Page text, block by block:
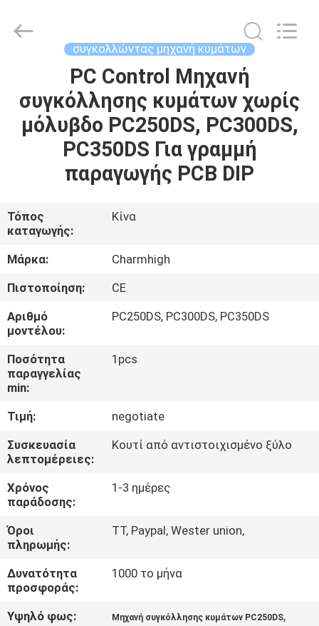
ΠΡΟΪΌΝΤΑ
ΒΊΝΤΕΟ
ΣΧΕΤΙΚΆ
ΜΕ
ΕΜΆΣ
ΕΠΙΣΚΈΨΕΙΣ
ΣΤΟ
ΕΡΓΟΣΤΆΣΙΟ
ΠΟΙΌΤΗΤΑΣ
ΕΠΙΚΟΙΝΩΝΉΣΤΕ
ΜΑΖΊ
ΜΑΣ
ΝΈΑ
SHOPPING
TECHNOLOGY
LIMITED.
συγκολλώντας μηχανή κυμάτων
PC Control Μηχανή
συγκόλλησης κυμάτων χωρίς
μόλυβδο PC250DS, PC300DS,
PC350DS Για γραμμή
παραγωγής PCB DIP
Τόπος
καταγωγής:
Κίνα
Μάρκα:
Charmhigh
Πιστοποίηση:
CE
Αριθμό
μοντέλου:
PC250DS, PC300DS, PC350DS
Ποσότητα
παραγγελίας
min:
1pcs
Τιμή:
negotiate
Συσκευασία
λεπτομέρειες:
Κουτί από αντιστοιχισμένο ξύλο
Χρόνος
παράδοσης:
1-3 ημέρες
Όροι
πληρωμής:
TT, Paypal, Wester union,
Δυνατότητα
προσφοράς:
1000 το μήνα
Υψηλό φως: Μηχανή συγκόλλησης κυμάτων PC250DS,